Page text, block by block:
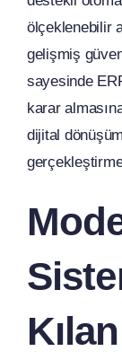
ölçeklenebilir
gelişmiş
sayesinde
karar
dijital